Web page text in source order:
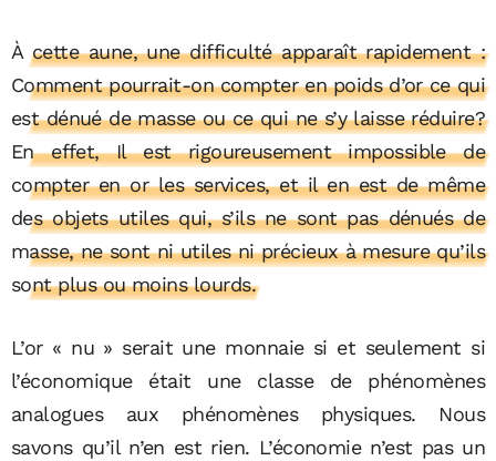
À cette aune, une difficulté apparaît rapidement :
Comment pourrait-on compter en poids d’or ce qui
est dénué de masse ou ce qui ne s’y laisse réduire?
En effet, Il est rigoureusement impossible de
compter en or les services, et il en est de même
des objets utiles qui, s’ils ne sont pas dénués de
masse, ne sont ni utiles ni précieux à mesure qu’ils
sont plus ou moins lourds.
L’or « nu » serait une monnaie si et seulement si
l’économique était une classe de phénomènes
analogues aux phénomènes physiques. Nous
savons qu’il n’en est rien. L’économie n’est pas un